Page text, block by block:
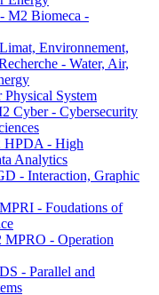
M2 Biomeca -
Environnement,
- Water, Air,
System
Cyber - Cybersecurity
- High
Analytics
- Interaction, Graphic
- Foudations of
- Operation
- Parallel and